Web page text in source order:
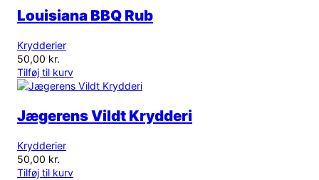
Louisiana BBQ Rub
Krydderier
50,00 kr.
Tilføj til kurv
Jægerens Vildt Krydderi
Krydderier
50,00 kr.
Tilføj til kurv